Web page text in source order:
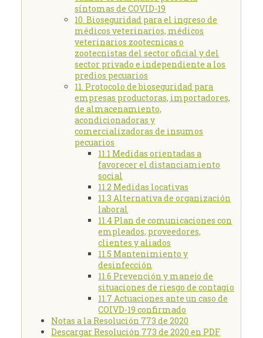
síntomas de COVID-19
10. Bioseguridad para el ingreso de
médicos veterinarios, médicos
veterinarios zootecnicas o
zootecnistas del sector oficial y del
sector privado e independiente a los
predios pecuarios
11. Protocolo de bioseguridad para
empresas productoras, importadores,
de almacenamiento,
acondicionadoras y
comercializadoras de insumos
pecuarios
11.1 Medidas orientadas a
favorecer el distanciamiento
social
11.2 Medidas locativas
11.3 Alternativa de organización
laboral
11.4 Plan de comunicaciones con
empleados, proveedores,
clientes y aliados
11.5 Mantenimiento y
desinfección
11.6 Prevención y manejo de
situaciones de riesgo de contagio
11.7 Actuaciones ante un caso de
COIVD-19 confirmado
Notas a la Resolución 773 de 2020
Descargar Resolución 773 de 2020 en PDF